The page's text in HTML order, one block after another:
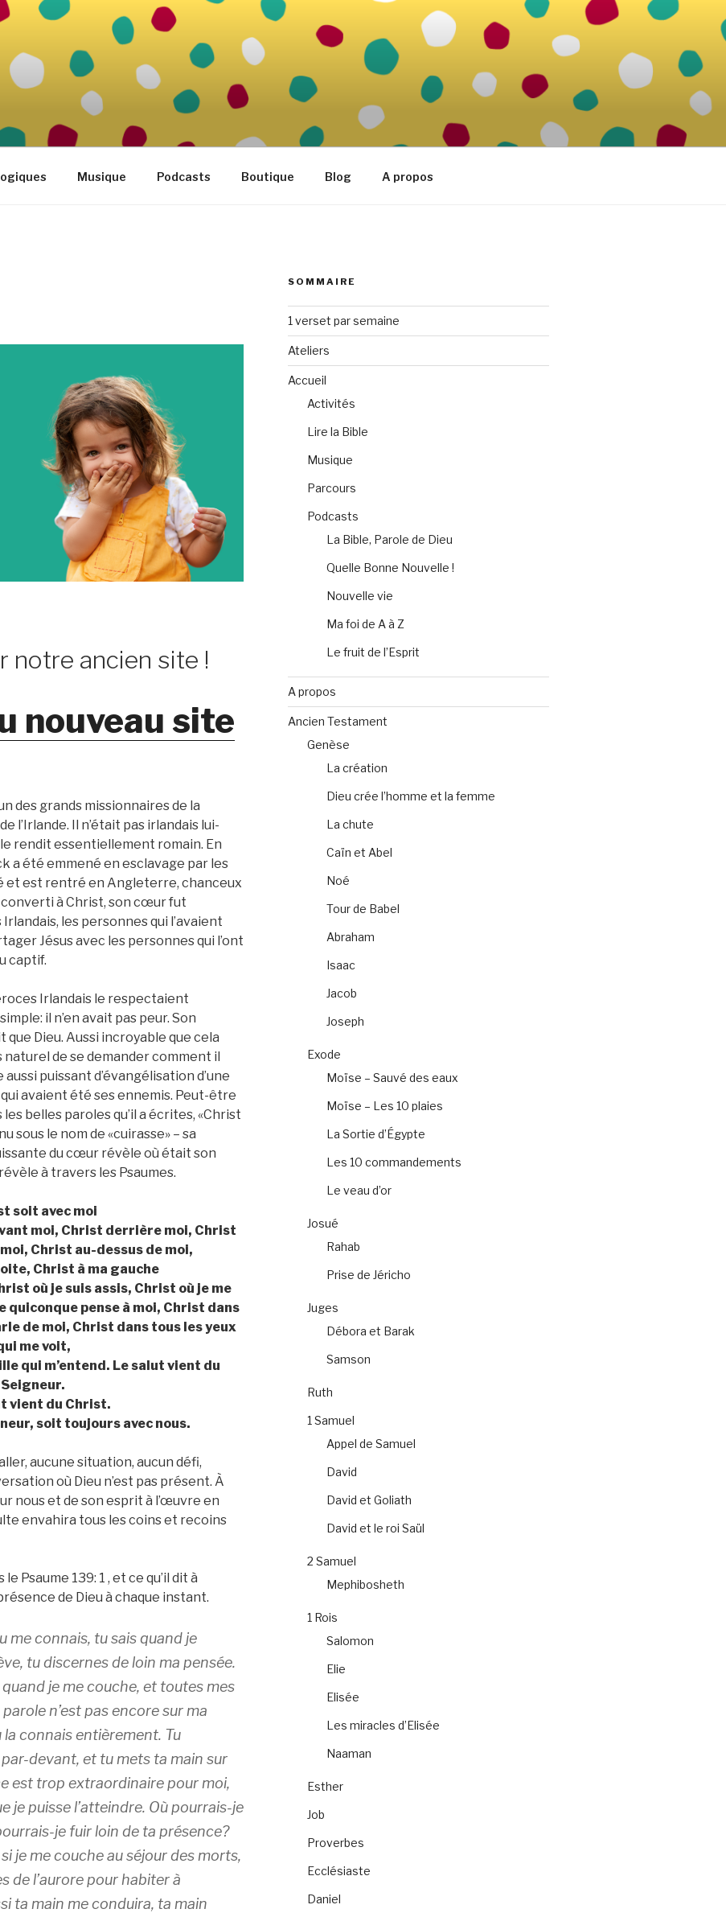
Musique Podcasts Boutique Blog A propos
notre ancien site !
nouveau site
des grands missionnaires de la
l’Irlande. Il n’était pas irlandais lui-
rendit essentiellement romain. En
a été emmené en esclavage par les
et est rentré en Angleterre, chanceux
à Christ, son cœur fut
les personnes qui l’avaient
Jésus avec les personnes qui l’ont
captif.
Irlandais le respectaient
il n’en avait pas peur. Son
Dieu. Aussi incroyable que cela
de se demander comment il
puissant d’évangélisation d’une
avaient été ses ennemis. Peut-être
belles paroles qu’il a écrites, «Christ
sous le nom de «cuirasse» – sa
du cœur révèle où était son
à travers les Psaumes.
soit avec moi
moi, Christ derrière moi, Christ
Christ au-dessus de moi,
Christ à ma gauche
où je suis assis, Christ où je me
quiconque pense à moi, Christ dans
de moi, Christ dans tous les yeux
me voit,
qui m’entend. Le salut vient du
Seigneur.
vient du Christ.
soit toujours avec nous.
aucune situation, aucun défi,
où Dieu n’est pas présent. À
nous et de son esprit à l’œuvre en
envahira tous les coins et recoins
Psaume 139: 1 , et ce qu’il dit à
de Dieu à chaque instant.
me connais, tu sais quand je
tu discernes de loin ma pensée.
je me couche, et toutes mes
n’est pas encore sur ma
la connais entièrement. Tu
devant, et tu mets ta main sur
est trop extraordinaire pour moi,
je puisse l’atteindre. Où pourrais-je
je fuir loin de ta présence?
je me couche au séjour des morts,
de l’aurore pour habiter à
ta main me conduira, ta main
SOMMAIRE
1 verset par semaine
Ateliers
Accueil
Activités
Lire la Bible
Musique
Parcours
Podcasts
La Bible, Parole de Dieu
Quelle Bonne Nouvelle !
Nouvelle vie
Ma foi de A à Z
Le fruit de l’Esprit
A propos
Ancien Testament
Genèse
La création
Dieu crée l’homme et la femme
La chute
Caïn et Abel
Noé
Tour de Babel
Abraham
Isaac
Jacob
Joseph
Exode
Moïse – Sauvé des eaux
Moïse – Les 10 plaies
La Sortie d’Égypte
Les 10 commandements
Le veau d’or
Josué
Rahab
Prise de Jéricho
Juges
Débora et Barak
Samson
Ruth
1 Samuel
Appel de Samuel
David
David et Goliath
David et le roi Saül
2 Samuel
Mephibosheth
1 Rois
Salomon
Elie
Elisée
Les miracles d’Elisée
Naaman
Esther
Job
Proverbes
Ecclésiaste
Daniel